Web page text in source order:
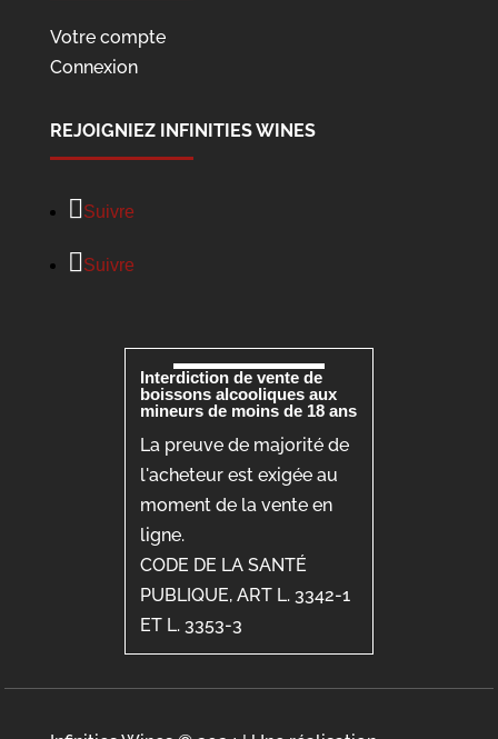
Votre compte
Connexion
REJOIGNIEZ INFINITIES WINES
Suivre
Suivre
Interdiction de vente de
boissons alcooliques aux
mineurs de moins de 18 ans
La preuve de majorité de
l'acheteur est exigée au
moment de la vente en
ligne.
CODE DE LA SANTÉ
PUBLIQUE, ART L. 3342-1
ET L. 3353-3